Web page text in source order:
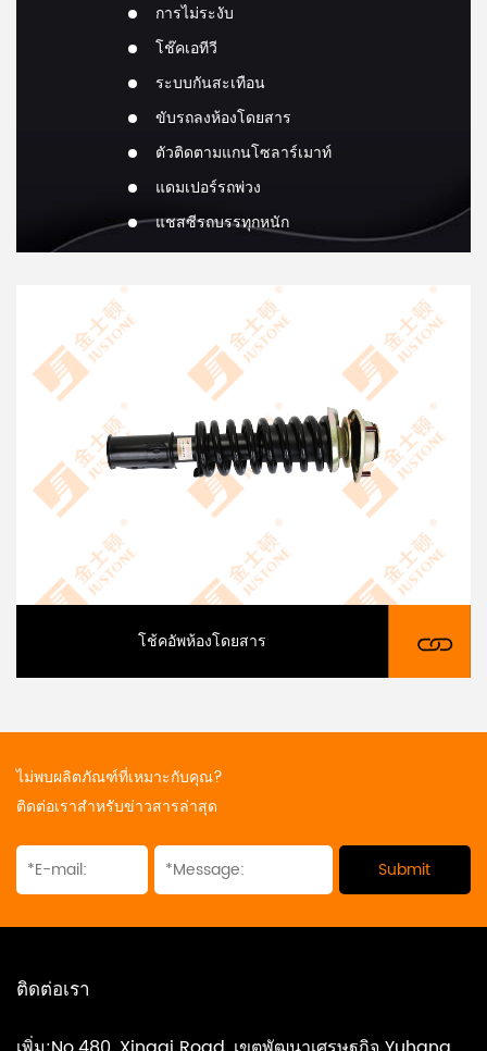
การไม่ระงับ
โช๊คเอทีวี
ระบบกันสะเทือน
ขับรถลงห้องโดยสาร
ตัวติดตามแกนโซลาร์เมาท์
แดมเปอร์รถพ่วง
แชสซีรถบรรทุกหนัก
โช้คอัพห้องโดยสาร
ไม่พบผลิตภัณฑ์ที่เหมาะกับคุณ?
ติดต่อเราสำหรับข่าวสารล่าสุด
ติดต่อเรา